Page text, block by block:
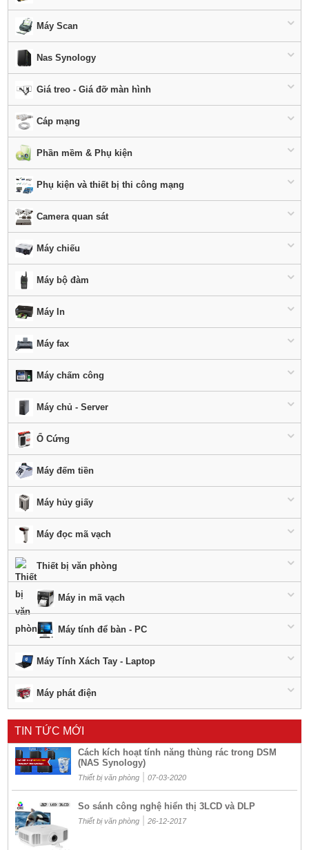
Máy Scan
Nas Synology
Giá treo - Giá đỡ màn hình
Cáp mạng
Phần mềm & Phụ kiện
Phụ kiện và thiết bị thi công mạng
Camera quan sát
Máy chiếu
Máy bộ đàm
Máy In
Máy fax
Máy chấm công
Máy chủ - Server
Ổ Cứng
Máy đếm tiền
Máy hủy giấy
Máy đọc mã vạch
Thiết bị văn phòng
Máy in mã vạch
Máy tính để bàn - PC
Máy Tính Xách Tay - Laptop
Máy phát điện
TIN TỨC MỚI
Cách kích hoạt tính năng thùng rác trong DSM
(NAS Synology)
Thiết bị văn phòng| 07-03-2020
So sánh công nghệ hiển thị 3LCD và DLP
Thiết bị văn phòng| 26-12-2017